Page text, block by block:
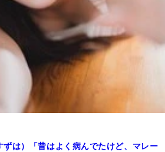
ずは）「昔はよく病んでたけど、マレー